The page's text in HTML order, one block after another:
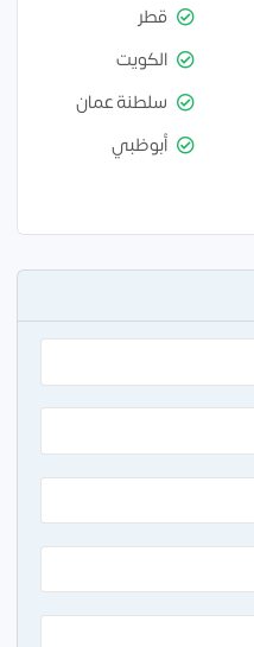
قطر
الكويت
سلطنة عمان
أبوظبي